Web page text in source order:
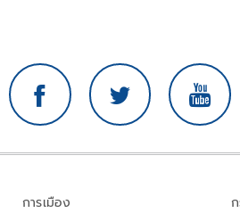
การเมือง